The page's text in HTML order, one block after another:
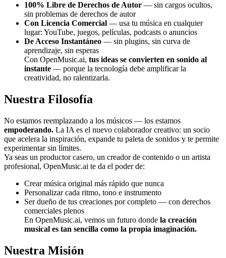
100% Libre de Derechos de Autor — sin cargos ocultos,
sin problemas de derechos de autor
Con Licencia Comercial — usa tu música en cualquier
lugar: YouTube, juegos, películas, podcasts o anuncios
De Acceso Instantáneo — sin plugins, sin curva de
aprendizaje, sin esperas
Con OpenMusic.ai, tus ideas se convierten en sonido al
instante — porque la tecnología debe amplificar la
creatividad, no ralentizarla.
Nuestra Filosofía
No estamos reemplazando a los músicos — los estamos
empoderando. La IA es el nuevo colaborador creativo: un socio
que acelera la inspiración, expande tu paleta de sonidos y te permite
experimentar sin límites.
Ya seas un productor casero, un creador de contenido o un artista
profesional, OpenMusic.ai te da el poder de:
Crear música original más rápido que nunca
Personalizar cada ritmo, tono e instrumento
Ser dueño de tus creaciones por completo — con derechos
comerciales plenos
En OpenMusic.ai, vemos un futuro donde la creación
musical es tan sencilla como la propia imaginación.
Nuestra Misión